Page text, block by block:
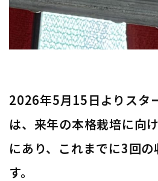
2026年5月15日よりスタ
は、来年の本格栽培に向
にあり、これまでに3回の
す。